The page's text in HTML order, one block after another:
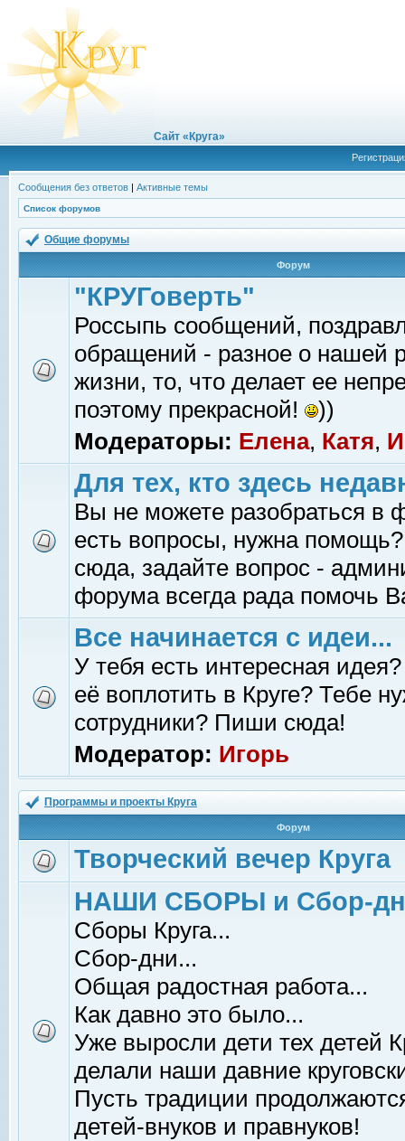
Сайт «Круга»
Сообщения без ответов | Активные темы
Список форумов
Общие форумы
Форум
"КРУГоверть"
Россыпь сообщений,
обращений - разное о нашей
жизни, то, что делает ее
поэтому прекрасной!
))
Модераторы: Елена, Катя,
Для тех, кто здесь
Вы не можете разобраться в
есть вопросы, нужна помощь?
сюда, задайте вопрос -
форума всегда рада помочь
Все начинается с идеи...
У тебя есть интересная
её воплотить в Круге? Тебе
сотрудники? Пиши сюда!
Модератор: Игорь
Программы и проекты Круга
Форум
Творческий вечер Круга
НАШИ СБОРЫ и Сбор-
Сборы Круга...
Сбор-дни...
Общая радостная работа...
Как давно это было...
Уже выросли дети тех детей
делали наши давние
Пусть традиции
детей-внуков и правнуков!